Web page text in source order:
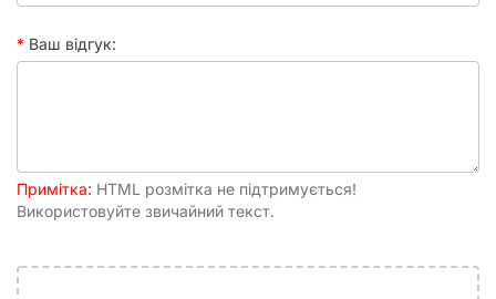
владарювання у лісі.
Ваш відгук:
Примітка: HTML розмітка не підтримується!
Використовуйте звичайний текст.